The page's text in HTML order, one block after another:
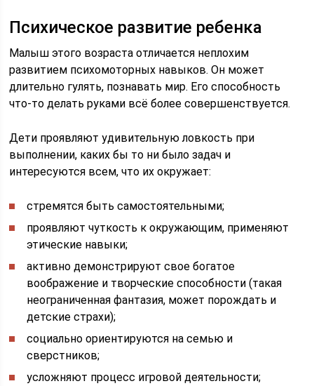
Психическое развитие ребенка
Малыш этого возраста отличается неплохим
развитием психомоторных навыков. Он может
длительно гулять, познавать мир. Его способность
что-то делать руками всё более совершенствуется.
Дети проявляют удивительную ловкость при
выполнении, каких бы то ни было задач и
интересуются всем, что их окружает:
стремятся быть самостоятельными;
проявляют чуткость к окружающим, применяют
этические навыки;
активно демонстрируют свое богатое
воображение и творческие способности (такая
неограниченная фантазия, может порождать и
детские страхи);
социально ориентируются на семью и
сверстников;
усложняют процесс игровой деятельности;